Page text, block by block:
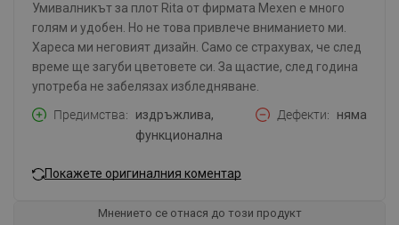
Умивалникът за плот Rita от фирмата Mexen е много
голям и удобен. Но не това привлече вниманието ми.
Хареса ми неговият дизайн. Само се страхувах, че след
време ще загуби цветовете си. За щастие, след година
употреба не забелязах избледняване.
Предимства
издръжлива,
функционална
Дефекти няма
Покажете оригиналния коментар
Мнението се отнася до този продукт